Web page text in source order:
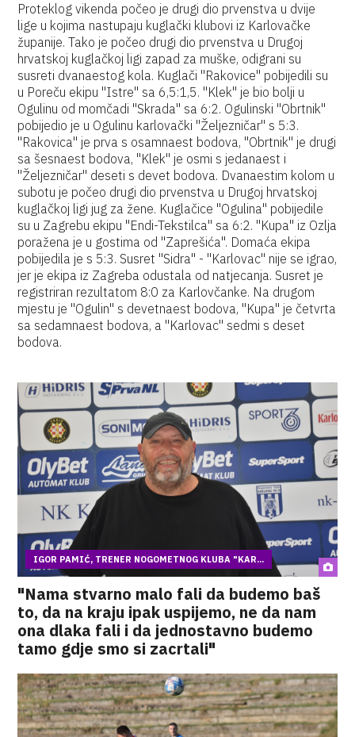
Proteklog vikenda počeo je drugi dio prvenstva u dvije
lige u kojima nastupaju kuglački klubovi iz Karlovačke
županije. Tako je počeo drugi dio prvenstva u Drugoj
hrvatskoj kuglačkoj ligi zapad za muške, odigrani su
susreti dvanaestog kola. Kuglači "Rakovice" pobijedili su
u Poreču ekipu "Istre" sa 6,5:1,5. "Klek" je bio bolji u
Ogulinu od momčadi "Skrada" sa 6:2. Ogulinski "Obrtnik"
pobijedio je u Ogulinu karlovački "Željezničar" s 5:3.
"Rakovica" je prva s osamnaest bodova, "Obrtnik" je drugi
sa šesnaest bodova, "Klek" je osmi s jedanaest i
"Željezničar" deseti s devet bodova. Dvanaestim kolom u
subotu je počeo drugi dio prvenstva u Drugoj hrvatskoj
kuglačkoj ligi jug za žene. Kuglačice "Ogulina" pobijedile
su u Zagrebu ekipu "Endi-Tekstilca" sa 6:2. "Kupa" iz Ozlja
poražena je u gostima od "Zaprešića". Domaća ekipa
pobijedila je s 5:3. Susret "Sidra" - "Karlovac" nije se igrao,
jer je ekipa iz Zagreba odustala od natjecanja. Susret je
registriran rezultatom 8:0 za Karlovčanke. Na drugom
mjestu je "Ogulin" s devetnaest bodova, "Kupa" je četvrta
sa sedamnaest bodova, a "Karlovac" sedmi s deset
bodova.
IGOR PAMIĆ, TRENER NOGOMETNOG KLUBA "KAR...
"Nama stvarno malo fali da budemo baš
to, da na kraju ipak uspijemo, ne da nam
ona dlaka fali i da jednostavno budemo
tamo gdje smo si zacrtali"